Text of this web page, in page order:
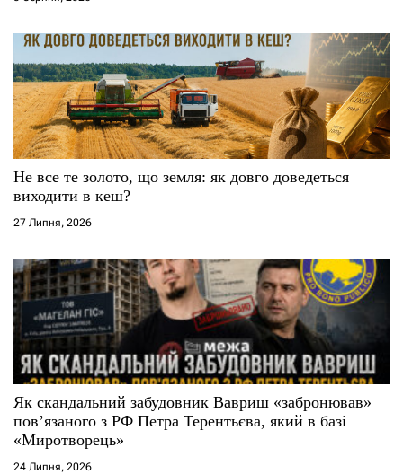
Не все те золото, що земля: як довго доведеться
виходити в кеш?
27 Липня, 2026
Як скандальний забудовник Вавриш «забронював»
повʼязаного з РФ Петра Терентьєва, який в базі
«Миротворець»
24 Липня, 2026